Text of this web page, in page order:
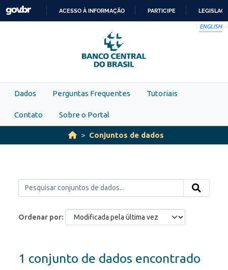
Skip to main content
PARA
O
CONTEÚDO
ACESSO À INFORMAÇÃO PARTICIPE
ENGLISH
Dados Perguntas Frequentes Tutoriais
Contato Sobre o Portal
Conjuntos de dados
Ordenar por
1 conjunto de dados encontrado